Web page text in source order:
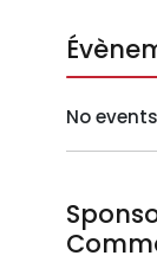
No events